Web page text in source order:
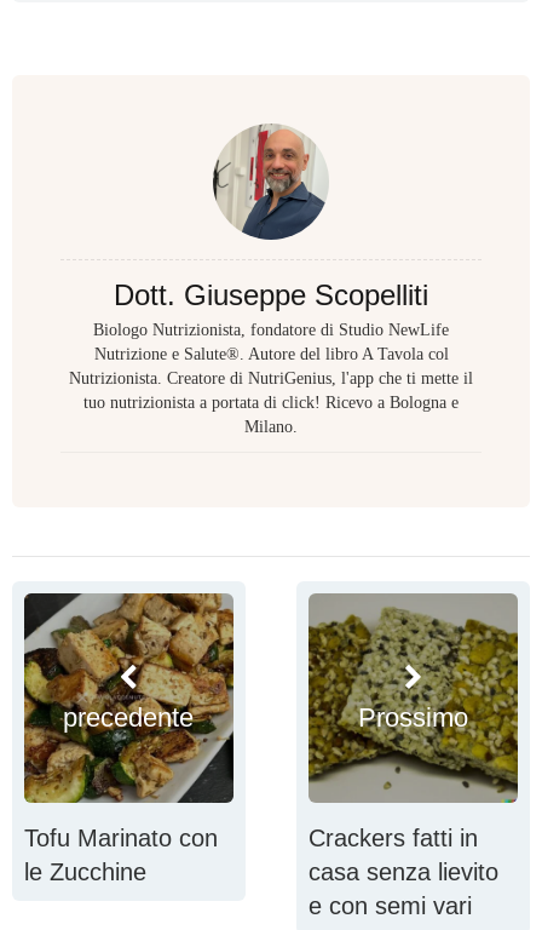
Dott. Giuseppe Scopelliti
Biologo Nutrizionista, fondatore di Studio NewLife
Nutrizione e Salute®. Autore del libro A Tavola col
Nutrizionista. Creatore di NutriGenius, l'app che ti mette il
tuo nutrizionista a portata di click! Ricevo a Bologna e
Milano.
precedente
Tofu Marinato con
le Zucchine
Prossimo
Crackers fatti in
casa senza lievito
e con semi vari